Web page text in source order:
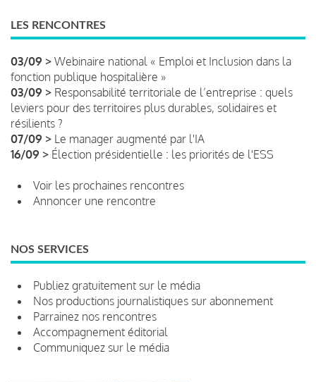
LES RENCONTRES
03/09 > Webinaire national « Emploi et Inclusion dans la
fonction publique hospitalière »
03/09 > Responsabilité territoriale de l’entreprise : quels
leviers pour des territoires plus durables, solidaires et
résilients ?
07/09 > Le manager augmenté par l'IA
16/09 > Élection présidentielle : les priorités de l'ESS
Voir les prochaines rencontres
Annoncer une rencontre
NOS SERVICES
Publiez gratuitement sur le média
Nos productions journalistiques sur abonnement
Parrainez nos rencontres
Accompagnement éditorial
Communiquez sur le média